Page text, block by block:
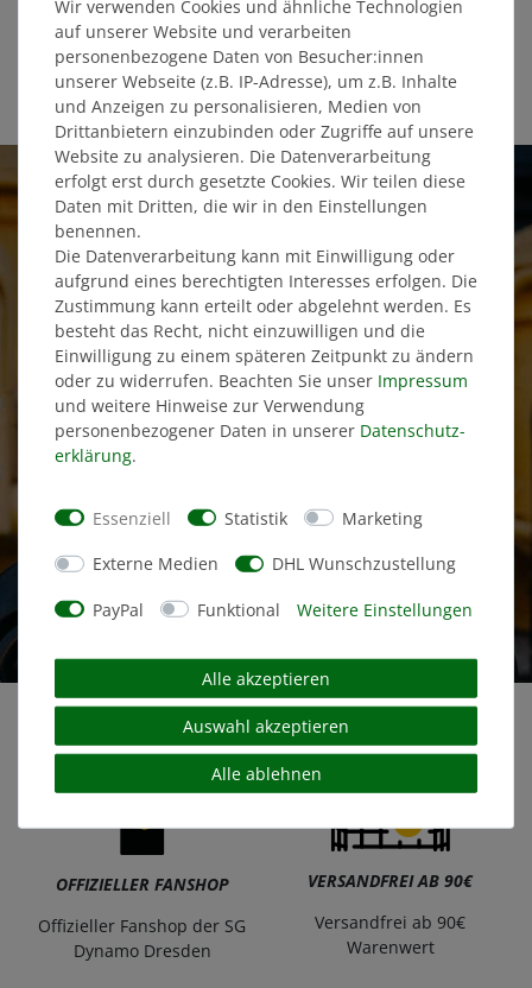
OFFIZIELLER FANSHOP
Offizieller Fanshop der SG
Dynamo Dresden
VERSANDFREI AB 90€
Versandfrei ab 90€
Warenwert
Wir verwenden Cookies und ähnliche Technologien
auf unserer Website und verarbeiten
personenbezogene Daten von Besucher:innen
unserer Webseite (z.B. IP-Adresse), um z.B. Inhalte
und Anzeigen zu personalisieren, Medien von
Drittanbietern einzubinden oder Zugriffe auf unsere
Website zu analysieren. Die Datenverarbeitung
erfolgt erst durch gesetzte Cookies. Wir teilen diese
Daten mit Dritten, die wir in den Einstellungen
benennen.
Die Datenverarbeitung kann mit Einwilligung oder
aufgrund eines berechtigten Interesses erfolgen. Die
Zustimmung kann erteilt oder abgelehnt werden. Es
besteht das Recht, nicht einzuwilligen und die
Einwilligung zu einem späteren Zeitpunkt zu ändern
oder zu widerrufen. Beachten Sie unser Impressum
und weitere Hinweise zur Verwendung
personenbezogener Daten in unserer Daten­schutz­
erklärung.
Essenziell Statistik Marketing
Externe Medien DHL Wunschzustellung
PayPal Funktional Weitere Einstellungen
Alle akzeptieren
Auswahl akzeptieren
Alle ablehnen